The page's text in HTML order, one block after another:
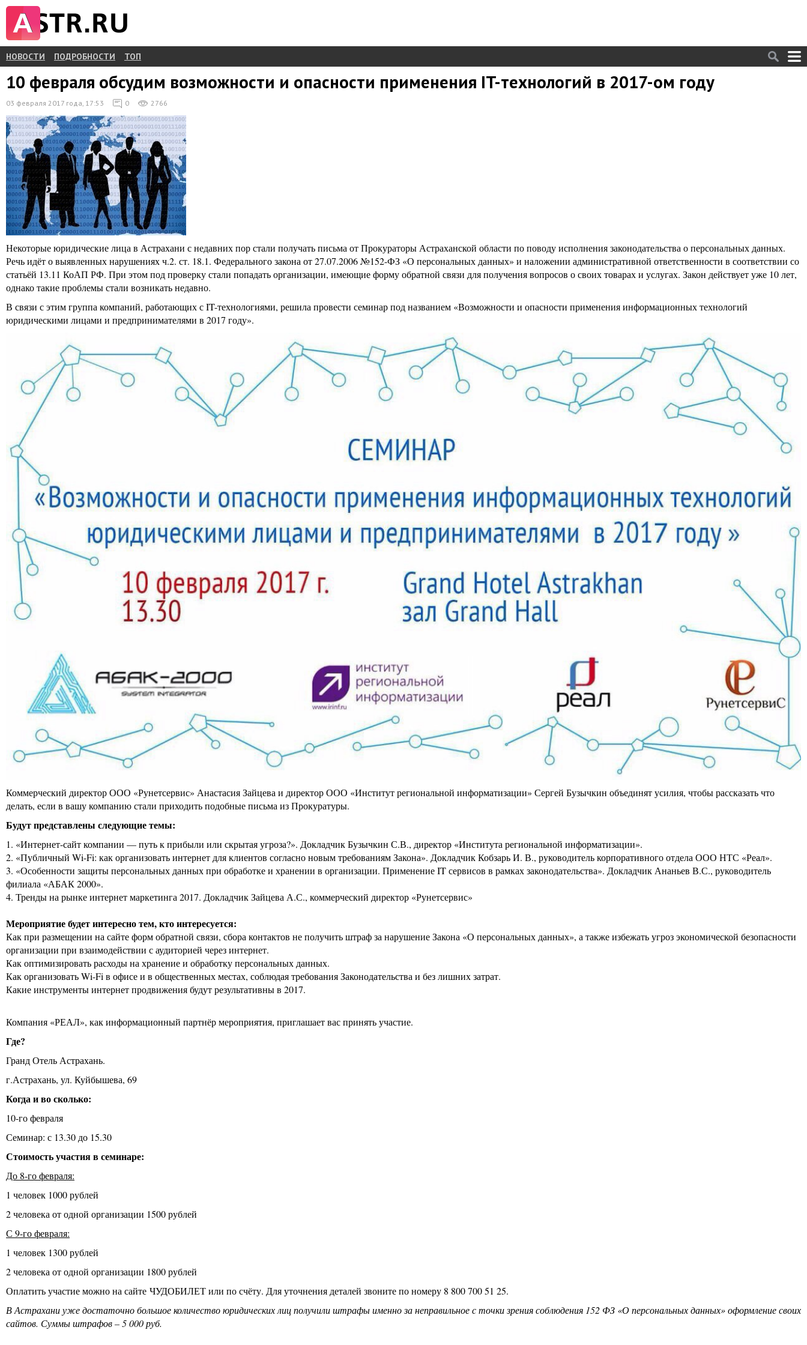
НОВОСТИ ПОДРОБНОСТИ ТОП
10 февраля обсудим возможности и опасности применения IT-технологий в 2017-ом году
03 февраля 2017 года, 17:53 0 2766
Некоторые юридические лица в Астрахани с недавних пор стали получать письма от Прокураторы Астраханской области по поводу исполнения законодательства о персональных данных.
Речь идёт о выявленных нарушениях ч.2. ст. 18.1. Федерального закона от 27.07.2006 №152-ФЗ «О персональных данных» и наложении административной ответственности в соответствии со
статьёй 13.11 КоАП РФ. При этом под проверку стали попадать организации, имеющие форму обратной связи для получения вопросов о своих товарах и услугах. Закон действует уже 10 лет,
однако такие проблемы стали возникать недавно.
В связи с этим группа компаний, работающих с IT-технологиями, решила провести семинар под названием «Возможности и опасности применения информационных технологий
юридическими лицами и предпринимателями в 2017 году».
Коммерческий директор ООО «Рунетсервис» Анастасия Зайцева и директор ООО «Институт региональной информатизации» Сергей Бузычкин объединят усилия, чтобы рассказать что
делать, если в вашу компанию стали приходить подобные письма из Прокуратуры.
Будут представлены следующие темы:
1. «Интернет-сайт компании — путь к прибыли или скрытая угроза?». Докладчик Бузычкин С.В., директор «Института региональной информатизации».
2. «Публичный Wi-Fi: как организовать интернет для клиентов согласно новым требованиям Закона». Докладчик Кобзарь И. В., руководитель корпоративного отдела ООО НТС «Реал».
3. «Особенности защиты персональных данных при обработке и хранении в организации. Применение IT сервисов в рамках законодательства». Докладчик Ананьев В.С., руководитель
филиала «АБАК 2000».
4. Тренды на рынке интернет маркетинга 2017. Докладчик Зайцева А.С., коммерческий директор «Рунетсервис»
Мероприятие будет интересно тем, кто интересуется:
Как при размещении на сайте форм обратной связи, сбора контактов не получить штраф за нарушение Закона «О персональных данных», а также избежать угроз экономической безопасности
организации при взаимодействии с аудиторией через интернет.
Как оптимизировать расходы на хранение и обработку персональных данных.
Как организовать Wi-Fi в офисе и в общественных местах, соблюдая требования Законодательства и без лишних затрат.
Какие инструменты интернет продвижения будут результативны в 2017.
Компания «РЕАЛ», как информационный партнёр мероприятия, приглашает вас принять участие.
Где?
Гранд Отель Астрахань.
г.Астрахань, ул. Куйбышева, 69
Когда и во сколько:
10-го февраля
Семинар: с 13.30 до 15.30
Стоимость участия в семинаре:
До 8-го февраля:
1 человек 1000 рублей
2 человека от одной организации 1500 рублей
С 9-го февраля:
1 человек 1300 рублей
2 человека от одной организации 1800 рублей
Оплатить участие можно на сайте ЧУДОБИЛЕТ или по счёту. Для уточнения деталей звоните по номеру 8 800 700 51 25.
В Астрахани уже достаточно большое количество юридических лиц получили штрафы именно за неправильное с точки зрения соблюдения 152 ФЗ «О персональных данных» оформление своих
сайтов. Суммы штрафов – 5 000 руб.